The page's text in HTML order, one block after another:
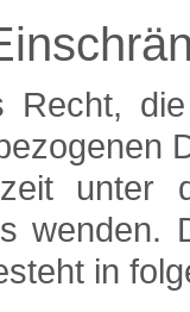
Recht,
unter
wenden.
in